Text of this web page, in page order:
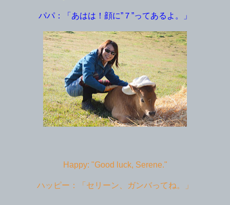
パパ：「あはは！顔に”７”ってあるよ。」
Happy: "Good luck, Serene."
ハッピー：「セリーン、ガンバってね。」